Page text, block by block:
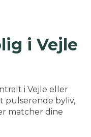
i Vejle
i Vejle eller
pulserende byliv,
matcher dine